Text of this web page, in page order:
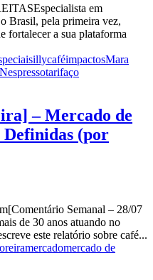
em
Brasil, pela primeira vez,
fortalecer a sua plataforma
illycaféimpactosMara
Nespressotarifaço
– Mercado de
Definidas (por
Semanal – 28/07
de 30 anos atuando no
este relatório sobre café...
mercadomercado de